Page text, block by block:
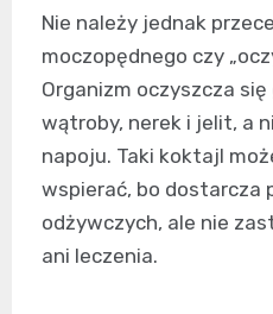
Nie należy jednak
moczopędnego czy
Organizm oczyszcza
wątroby, nerek i jelit, a
napoju. Taki koktajl
wspierać, bo dostarcza
odżywczych, ale nie
ani leczenia.